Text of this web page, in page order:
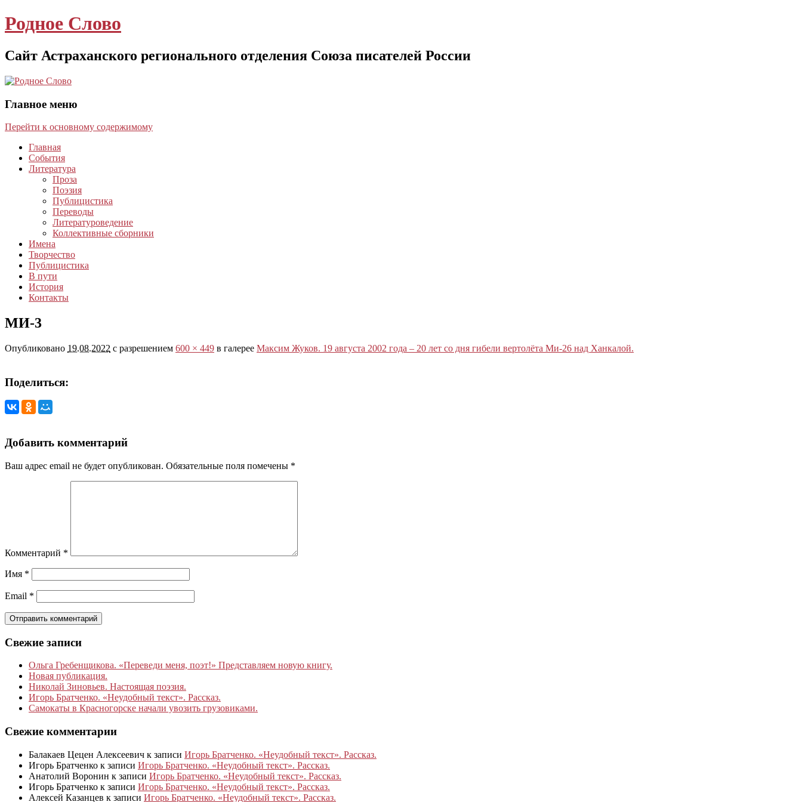
Родное Слово
Сайт Астраханского регионального отделения Союза писателей России
Главное меню
Перейти к основному содержимому
Главная
События
Литература
Проза
Поэзия
Публицистика
Переводы
Литературоведение
Коллективные сборники
Имена
Творчество
Публицистика
В пути
История
Контакты
МИ-3
Опубликовано 19.08.2022 с разрешением 600 × 449 в галерее Максим Жуков. 19 августа 2002 года – 20 лет со дня гибели вертолёта Ми-26 над Ханкалой.
Поделиться:
Добавить комментарий
Ваш адрес email не будет опубликован. Обязательные поля помечены *
Комментарий *
Имя *
Email *
Свежие записи
Ольга Гребенщикова. «Переведи меня, поэт!» Представляем новую книгу.
Новая публикация.
Николай Зиновьев. Настоящая поэзия.
Игорь Братченко. «Неудобный текст». Рассказ.
Самокаты в Красногорске начали увозить грузовиками.
Свежие комментарии
Балакаев Цецен Алексеевич к записи Игорь Братченко. «Неудобный текст». Рассказ.
Игорь Братченко к записи Игорь Братченко. «Неудобный текст». Рассказ.
Анатолий Воронин к записи Игорь Братченко. «Неудобный текст». Рассказ.
Игорь Братченко к записи Игорь Братченко. «Неудобный текст». Рассказ.
Алексей Казанцев к записи Игорь Братченко. «Неудобный текст». Рассказ.